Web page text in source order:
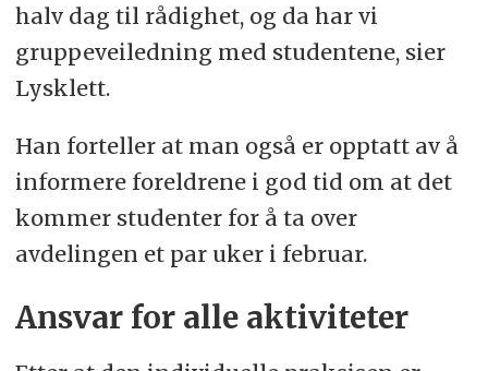
halv dag til rådighet, og da har vi
gruppeveiledning med studentene, sier
Lysklett.
Han forteller at man også er opptatt av å
informere foreldrene i god tid om at det
kommer studenter for å ta over
avdelingen et par uker i februar.
Ansvar for alle aktiviteter